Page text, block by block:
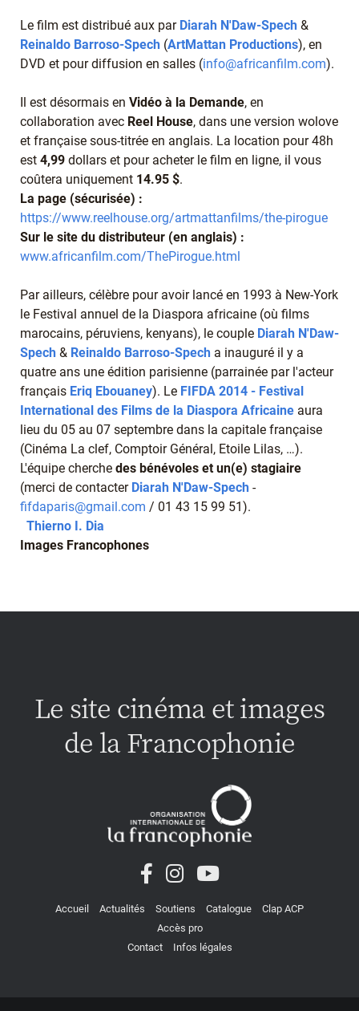
Le film est distribué aux par Diarah N'Daw-Spech &
Reinaldo Barroso-Spech (ArtMattan Productions), en
DVD et pour diffusion en salles (info@africanfilm.com).
Il est désormais en Vidéo à la Demande, en
collaboration avec Reel House, dans une version wolove
et française sous-titrée en anglais. La location pour 48h
est 4,99 dollars et pour acheter le film en ligne, il vous
coûtera uniquement 14.95 $.
La page (sécurisée) :
https://www.reelhouse.org/artmattanfilms/the-pirogue
Sur le site du distributeur (en anglais) :
www.africanfilm.com/ThePirogue.html
Par ailleurs, célèbre pour avoir lancé en 1993 à New-York
le Festival annuel de la Diaspora africaine (où films
marocains, péruviens, kenyans), le couple Diarah N'Daw-
Spech & Reinaldo Barroso-Spech a inauguré il y a
quatre ans une édition parisienne (parrainée par l'acteur
français Eriq Ebouaney). Le FIFDA 2014 - Festival
International des Films de la Diaspora Africaine aura
lieu du 05 au 07 septembre dans la capitale française
(Cinéma La clef, Comptoir Général, Etoile Lilas, …).
L'équipe cherche des bénévoles et un(e) stagiaire
(merci de contacter Diarah N'Daw-Spech -
fifdaparis@gmail.com / 01 43 15 99 51).
Thierno I. Dia
Images Francophones
Le site cinéma et images
de la Francophonie
Accueil Actualités Soutiens Catalogue
Clap ACP
Accès pro
Contact
Infos légales